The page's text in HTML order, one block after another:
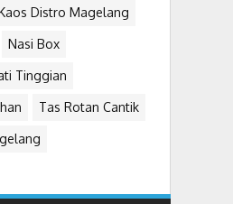
Distro Magelang
Nasi Box
Tinggian
Tas Rotan Cantik